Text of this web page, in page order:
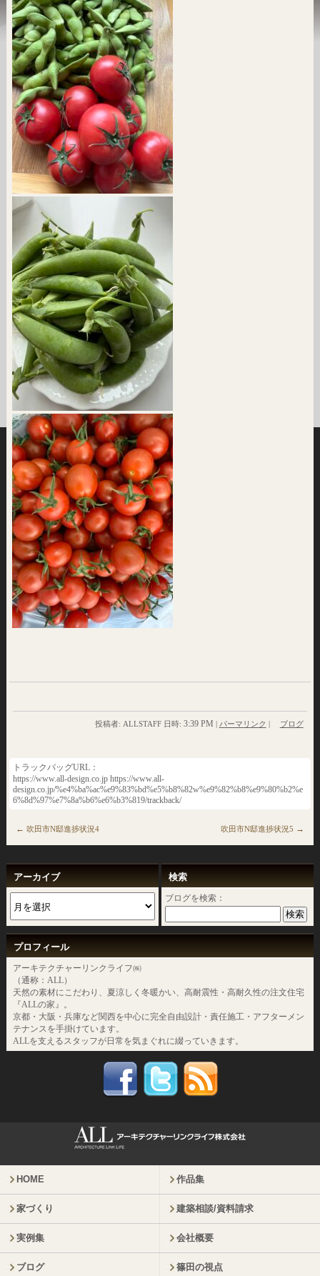
投稿者: ALLSTAFF 日時: 3:39 PM | パーマリンク | ブログ
トラックバッグURL：
https://www.all-design.co.jp https://www.all-
design.co.jp/%e4%ba%ac%e9%83%bd%e5%b8%82w%e9%82%b8%e9%80%b2%e
6%8d%97%e7%8a%b6%e6%b3%819/trackback/
← 吹田市N邸進捗状況4 吹田市N邸進捗状況5 →
アーカイブ 検索
ブログを検索：
プロフィール
アーキテクチャーリンクライフ㈱
（通称：ALL）
天然の素材にこだわり、夏涼しく冬暖かい、高耐震性・高耐久性の注文住宅
『ALLの家』。
京都・大阪・兵庫など関西を中心に完全自由設計・責任施工・アフターメン
テナンスを手掛けています。
ALLを支えるスタッフが日常を気まぐれに綴っていきます。
HOME 作品集
家づくり 建築相談/資料請求
実例集 会社概要
ブログ 篠田の視点